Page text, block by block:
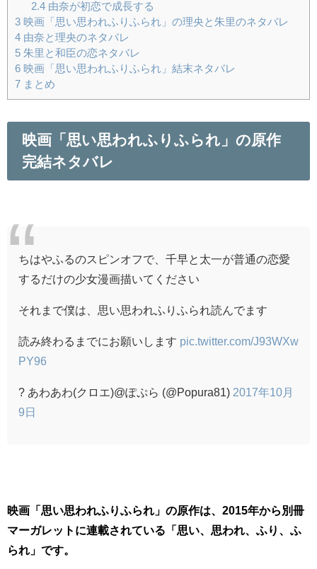
2.4由奈が初恋で成長する
3 映画「思い思われふりふられ」の理央と朱里のネタバレ
4 由奈と理央のネタバレ
5 朱里と和臣の恋ネタバレ
6 映画「思い思われふりふられ」結末ネタバレ
7 まとめ
映画「思い思われふりふられ」の原作
完結ネタバレ
ちはやふるのスピンオフで、千早と太一が普通の恋愛
するだけの少女漫画描いてください
それまで僕は、思い思われふりふられ読んでます
読み終わるまでにお願いします pic.twitter.com/J93WXw
PY96
? あわあわ(クロエ)@ぽぷら (@Popura81) 2017年10月
9日
映画「思い思われふりふられ」の原作は、2015年から別冊
マーガレットに連載されている「思い、思われ、ふり、ふ
られ」です。